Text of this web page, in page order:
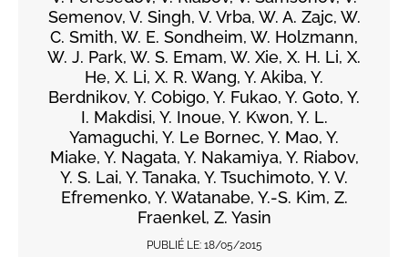
Semenov, V. Singh, V. Vrba, W. A. Zajc, W.
C. Smith, W. E. Sondheim, W. Holzmann,
W. J. Park, W. S. Emam, W. Xie, X. H. Li, X.
He, X. Li, X. R. Wang, Y. Akiba, Y.
Berdnikov, Y. Cobigo, Y. Fukao, Y. Goto, Y.
I. Makdisi, Y. Inoue, Y. Kwon, Y. L.
Yamaguchi, Y. Le Bornec, Y. Mao, Y.
Miake, Y. Nagata, Y. Nakamiya, Y. Riabov,
Y. S. Lai, Y. Tanaka, Y. Tsuchimoto, Y. V.
Efremenko, Y. Watanabe, Y.-S. Kim, Z.
Fraenkel, Z. Yasin
PUBLIÉ LE: 18/05/2015